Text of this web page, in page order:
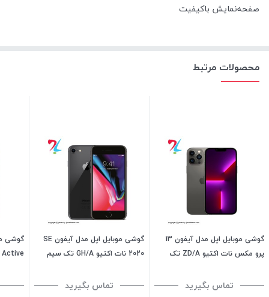
صفحه‌نمایش باکیفیت
محصولات مرتبط
گوشی موبایل اپل مدل آیفون 13
پرو مکس نات اکتیو ZD/A تک
تماس بگیرید
گوشی موبایل اپل مدل آیفون SE
2020 نات اکتیو GH/A تک سیم
تماس بگیرید